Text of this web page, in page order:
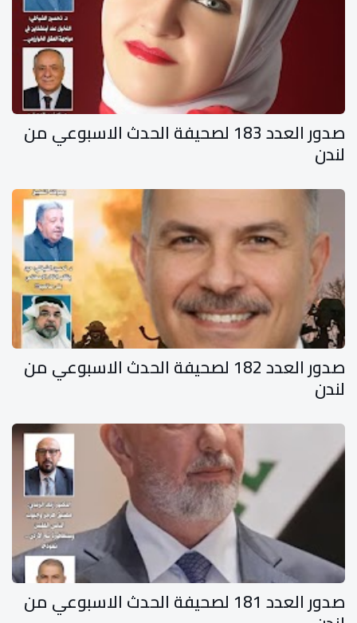
صدور العدد 183 لصحيفة الحدث الاسبوعي من
لندن
صدور العدد 182 لصحيفة الحدث الاسبوعي من
لندن
صدور العدد 181 لصحيفة الحدث الاسبوعي من